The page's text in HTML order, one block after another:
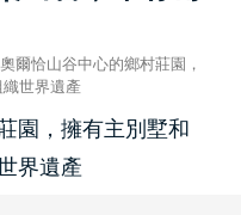
爾恰山谷中心的鄉村莊園，
世界遺產
園，擁有主別墅和
界遺產